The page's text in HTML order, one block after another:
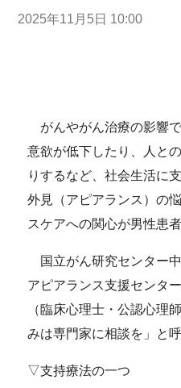
2025年11月5日 10:00
がんやがん治療の影響
意欲が低下したり、人と
りするなど、社会生活に
外見（アピアランス）の
スケアへの関心が男性患
国立がん研究センター
アピアランス支援センタ
（臨床心理士・公認心理
みは専門家に相談を」と
▽支持療法の一つ